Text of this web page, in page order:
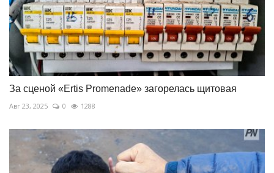
За сценой «Ertis Promenade» загорелась щитовая
Авг 23, 2025 0 1288